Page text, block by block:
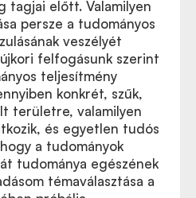
tagjai előtt. Valamilyen
persze a tudományos
veszélyét
felfogásunk szerint
teljesítmény
konkrét, szűk,
területre, valamilyen
és egyetlen tudós
a tudományok
tudománya egészének
témaválasztása a